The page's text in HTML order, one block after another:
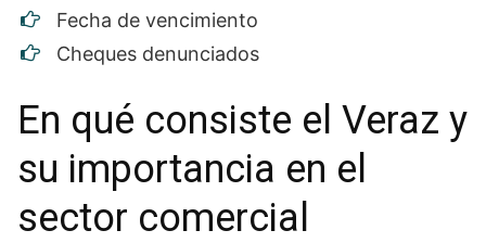
Fecha de vencimiento
Cheques denunciados
En qué consiste el Veraz y
su importancia en el
sector comercial